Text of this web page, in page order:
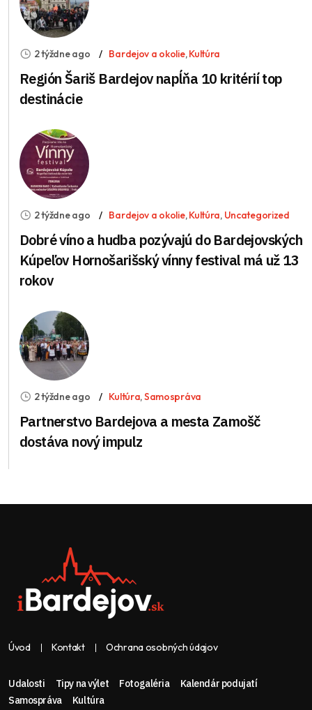
2 týždne ago Bardejov a okolie,Kultúra
Región Šariš Bardejov napĺňa 10 kritérií top
destinácie
2 týždne ago Bardejov a okolie,Kultúra, Uncategorized
Dobré víno a hudba pozývajú do Bardejovských
Kúpeľov Hornošarišský vínny festival má už 13
rokov
2 týždne ago Kultúra,Samospráva
Partnerstvo Bardejova a mesta Zamošč
dostáva nový impulz
Úvod Kontakt Ochrana osobných údajov
Udalosti Tipy na výlet Fotogaléria
Kalendár podujatí
Samospráva
Kultúra